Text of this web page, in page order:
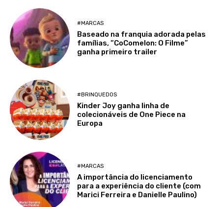
#MARCAS
Baseado na franquia adorada pelas
famílias, “CoComelon: O Filme”
ganha primeiro trailer
#BRINQUEDOS
Kinder Joy ganha linha de
colecionáveis de One Piece na
Europa
#MARCAS
A importância do licenciamento
para a experiência do cliente (com
Marici Ferreira e Danielle Paulino)